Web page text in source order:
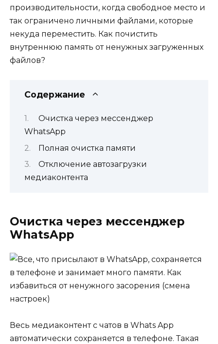
производительности, когда свободное место и
так ограничено личными файлами, которые
некуда переместить. Как почистить
внутреннюю память от ненужных загруженных
файлов?
Содержание
Очистка через мессенджер
WhatsApp
Полная очистка памяти
Отключение автозагрузки
медиаконтента
Очистка через мессенджер
WhatsApp
Весь медиаконтент с чатов в Whats App
автоматически сохраняется в телефоне. Такая